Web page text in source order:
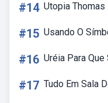
#14 Utopia
#15 Usando O
#16 Uréia Para Que
#17 Tudo Em Sala